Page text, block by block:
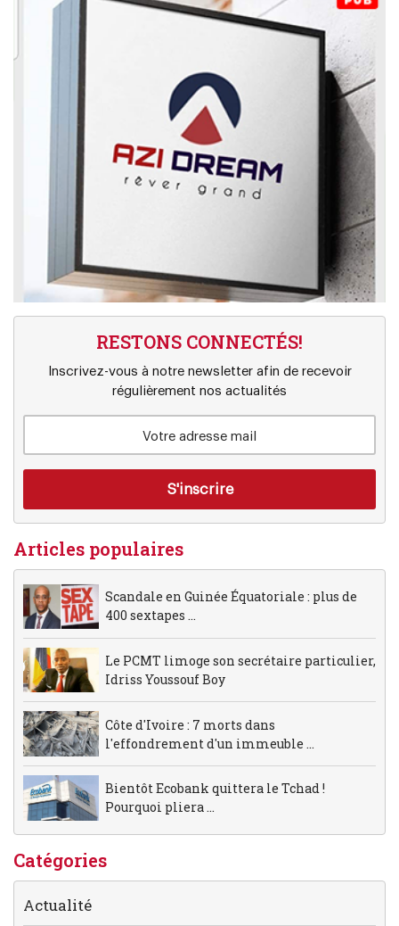
RESTONS CONNECTÉS!
Inscrivez-vous à notre newsletter afin de recevoir
régulièrement nos actualités
Articles populaires
Scandale en Guinée Équatoriale : plus de
400 sextapes ...
Le PCMT limoge son secrétaire particulier,
Idriss Youssouf Boy
Côte d'Ivoire : 7 morts dans
l'effondrement d'un immeuble ...
Bientôt Ecobank quittera le Tchad !
Pourquoi pliera ...
Catégories
Actualité